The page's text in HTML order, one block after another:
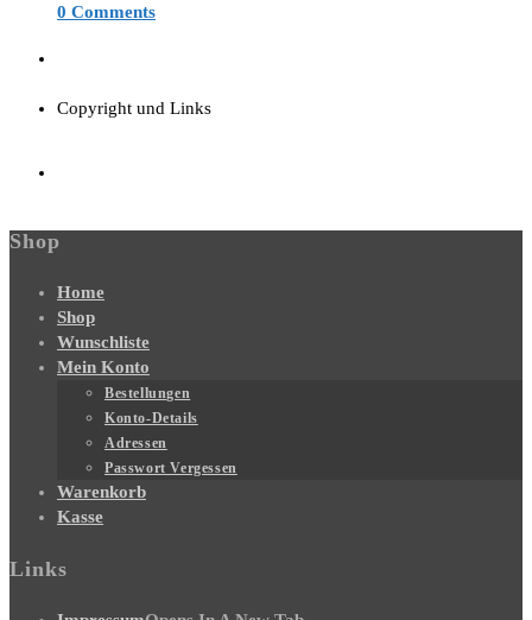
0 Comments
Copyright und Links
Shop
Home
Shop
Wunschliste
Mein Konto
Bestellungen
Konto-Details
Adressen
Passwort Vergessen
Warenkorb
Kasse
Links